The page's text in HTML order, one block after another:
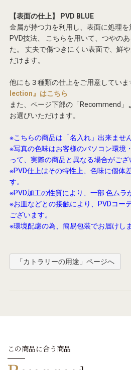
【表面の仕上】 PVD BLUE
金属が持つ力を利用し、表面に処理
PVD技法、
こちらを用いて、つやの
た。
丈夫で傷つきにくい表面で、鮮
だけます。
他にも３種類の仕上をご用意してい
lection』はこちら
また、ページ下部の「Recommend」
お選びいただけます。
※こちらの商品は「名入れ」出来ません
※写真の色味はお客様のパソコン環境
って、実際の商品と異なる場合がござ
※PVD仕上はその特性上、色味に個体
す。
※PVD加工の性質により、一部 色ムラ
※お皿などとの接触により、PVDコー
ございます。
※環境配慮の為、簡易包装でお届けしま
「カトラリーの用途」ページへ
この商品に合う商品